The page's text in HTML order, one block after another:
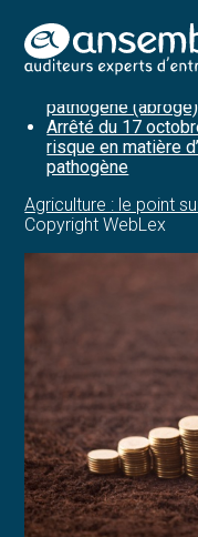
Aller
au
dermatose
métropolitain
Arrêté du 14
pathogène (abrogé)
Arrêté du 17
risque en matière
pathogène
Agriculture : le point
Copyright WebLex